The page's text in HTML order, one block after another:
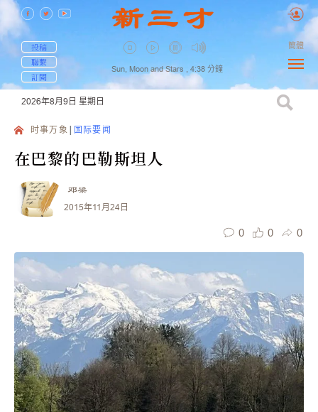
投稿
聯繫
訂閱
Sun, Moon and Stars , 4:38 分鐘
簡體
2026年8月9日 星期日
时事万象 国际要闻
在巴黎的巴勒斯坦人
邓梁
2015年11月24日
0 0 0